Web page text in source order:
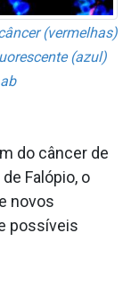
(vermelhas)
(azul)
do câncer de
Falópio, o
novos
possíveis